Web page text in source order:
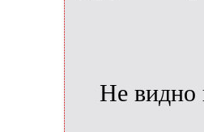
Не видно